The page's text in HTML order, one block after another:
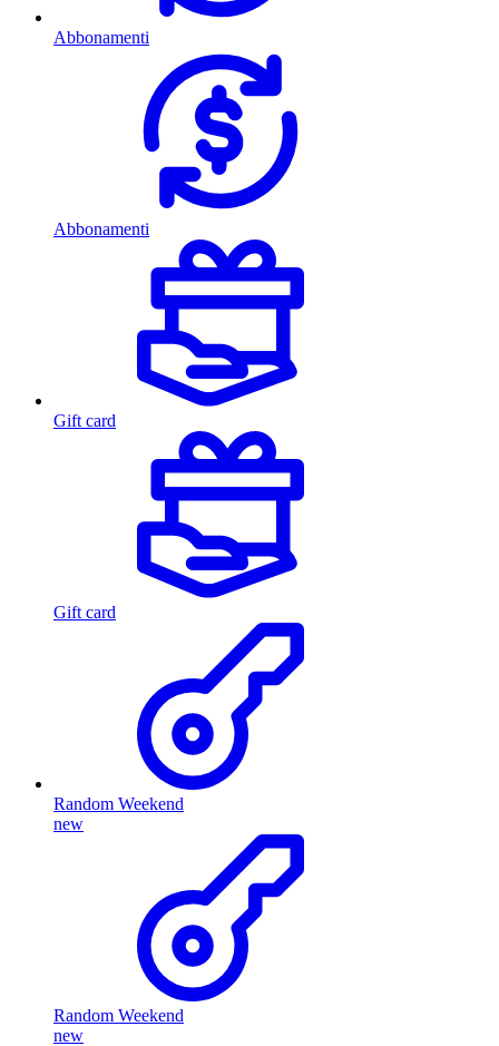
Abbonamenti
Abbonamenti
Gift card
Gift card
Random Weekend
new
Random Weekend
new